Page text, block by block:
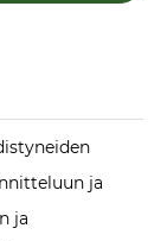
ja
ja